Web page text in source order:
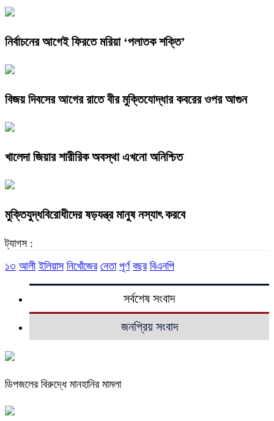
নির্বাচনের আগেই ফিরতে মরিয়া ‘পলাতক শক্তি’
বিজয় দিবসের আগের রাতে বীর মুক্তিযোদ্ধার কবরের ওপর আগুন
খালেদা জিয়ার শারীরিক অবস্থা এখনো অনিশ্চিত
মুক্তিযুদ্ধবিরোধীদের ষড়যন্ত্র মানুষ নস্যাৎ করবে
ট্যাগস :
১৩ আলী ইলিয়াস নিখোঁজের নেতা পূর্ণ বছর বিএনপি
সর্বশেষ সংবাদ
জনপ্রিয় সংবাদ
ডিপজলের বিরুদ্ধে মানহানির মামলা